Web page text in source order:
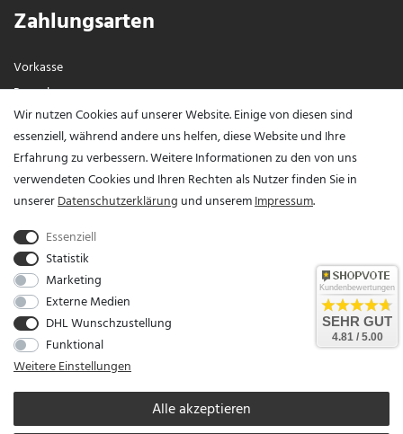
Zahlungsarten
Vorkasse
Paypal
Visa / Mastercard
Vertrag widerrufen?
Unser Unternehmen sammelt über den unabhängigen Dienstleister SHOPVOTE
Bewertungen. SHOPVOTE setzt automatische und manuelle Maßnahmen ein, um
Bewertungen zu verifizieren.
SHOPVOTE finden Sie hier.
Wir nutzen Cookies auf unserer Website. Einige von diesen sind
essenziell, während andere uns helfen, diese Website und Ihre
Erfahrung zu verbessern. Weitere Informationen zu den von uns
verwendeten Cookies und Ihren Rechten als Nutzer finden Sie in
unsererDaten­schutz­erklärung und unseremImpressum.
Essenziell
Statistik
Marketing
Externe Medien
DHL Wunschzustellung
Funktional
Weitere Einstellungen
Alle akzeptieren
Kundenbewertungen
SEHR GUT
4.81 / 5.00